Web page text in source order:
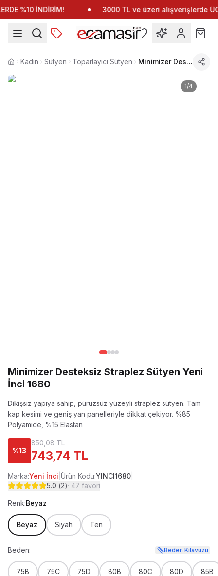
%10 İNDİRİM! 3000 TL ve üzeri alışverişlerde
Anasayfa
Kadın Sütyen Toparlayıcı Sütyen Minimizer Desteksiz Straplez Sütyen Yeni İnci 1680
1/4
Minimizer Desteksiz Straplez Sütyen Yeni
İnci 1680
Dikişsiz yapıya sahip, pürüzsüz yüzeyli straplez sütyen. Tam
kap kesimi ve geniş yan panelleriyle dikkat çekiyor. %85
Polyamide, %15 Elastan
%13
850,08 TL
743,74 TL
Marka:Yeni İnci Ürün Kodu:YINCI1680
5.0 (2)· 47 favori
Renk:Beyaz
Beyaz Siyah Ten
Beden: Beden Kılavuzu
75B 75C 75D 80B 80C 80D 85B